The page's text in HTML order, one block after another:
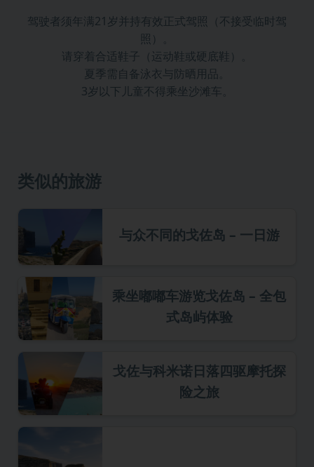
驾驶者须年满21岁并持有效正式驾照（不接受临时驾
照）。
请穿着合适鞋子（运动鞋或硬底鞋）。
夏季需自备泳衣与防晒用品。
3岁以下儿童不得乘坐沙滩车。
类似的旅游
与众不同的戈佐岛 – 一日游
乘坐嘟嘟车游览戈佐岛 – 全包
式岛屿体验
戈佐与科米诺日落四驱摩托探
险之旅